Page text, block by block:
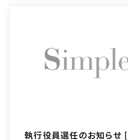
執行役員選任のお知らせ [